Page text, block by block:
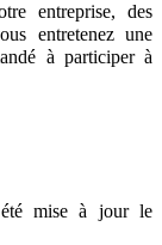
entreprise, des
entretenez une
à participer à
été mise à jour le